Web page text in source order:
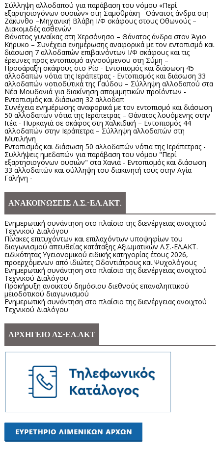
Σύλληψη αλλοδαπού για παράβαση του νόμου «Περί
εξαρτησιογόνων ουσιών» στη Σαμοθράκη– Θάνατος άνδρα στη
Ζάκυνθο –Μηχανική Βλάβη Ι/Φ σκάφους στους Οθωνούς –
Διακομιδές ασθενών
Θάνατος γυναίκας στη Χερσόνησο – Θάνατος άνδρα στον Άγιο
Κήρυκο – Συνέχεια ενημέρωσης αναφορικά με τον εντοπισμό και
διάσωση 7 αλλοδαπών επιβαινόντων Ι/Φ σκάφους και τις
έρευνες προς εντοπισμό αγνοούμενου στη Σύμη –
Προσάραξη σκάφους στο Ρίο - Εντοπισμός και διάσωση 45
αλλοδαπών νότια της Ιεράπετρας - Εντοπισμός και διάσωση 33
αλλοδαπών νοτιοδυτικά της Γαύδου – Σύλληψη αλλοδαπού στα
Νέα Μουδανιά για διακίνηση απομιμητικών προϊόντων -
Εντοπισμός και διάσωση 32 αλλοδαπ
Συνέχεια ενημέρωσης αναφορικά με τον εντοπισμό και διάσωση
50 αλλοδαπών νότια της Ιεράπετρας – Θάνατος λουόμενης στην
Ιτέα - Πυρκαγιά σε σκάφος στη Χαλκιδική – Εντοπισμός 44
αλλοδαπών στην Ιεράπετρα – Σύλληψη αλλοδαπών στη
Μυτιλήνη
Εντοπισμός και διάσωση 50 αλλοδαπών νότια της Ιεράπετρας -
Συλλήψεις ημεδαπών για παράβαση του νόμου "Περί
εξαρτησιογόνων ουσιών" στα Χανιά - Εντοπισμός και διάσωση
33 αλλοδαπών και σύλληψη του διακινητή τους στην Αγία
Γαλήνη -
ΑΝΑΚΟΙΝΩΣΕΙΣ Λ.Σ.-ΕΛ.ΑΚΤ.
Ενημερωτική συνάντηση στο πλαίσιο της διενέργειας ανοιχτού
Τεχνικού Διαλόγου
Πίνακες επιτυχόντων και επιλαχόντων υποψηφίων του
διαγωνισμού απευθείας κατάταξης Αξιωματικών Λ.Σ.-ΕΛ.ΑΚΤ.
ειδικότητας Υγειονομικού ειδικής κατηγορίας έτους 2026,
προερχόμενων από ιδιώτες Οδοντιάτρους και Ψυχολόγους
Ενημερωτική συνάντηση στο πλαίσιο της διενέργειας ανοιχτού
Τεχνικού Διαλόγου
Προκήρυξη ανοικτού δημόσιου διεθνούς επαναληπτικού
μειοδοτικού διαγωνισμού
Ενημερωτική συνάντηση στο πλαίσιο της διενέργειας ανοιχτού
Τεχνικού Διαλόγου
ΑΡΧΗΓΕΙΟ ΛΣ-ΕΛ.ΑΚΤ